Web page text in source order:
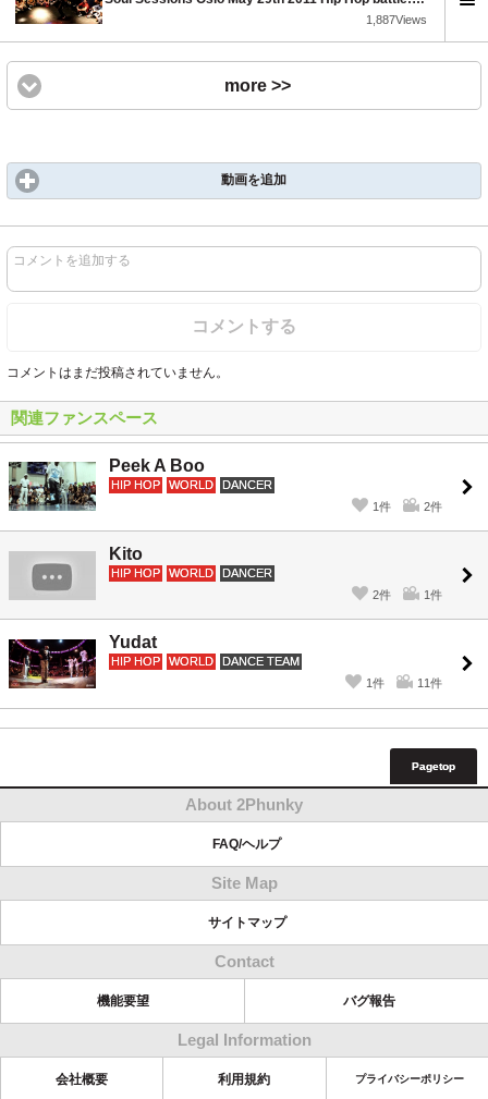
1,887Views
more >>
動画を追加
コメントを追加する
コメントする
コメントはまだ投稿されていません。
関連ファンスペース
Peek A Boo
HIP HOP WORLD
DANCER
1件
2件
Kito
HIP HOP WORLD
DANCER
2件
1件
Yudat
HIP HOP WORLD
DANCE TEAM
1件
11件
Pagetop
About 2Phunky
FAQ/ヘルプ
Site Map
サイトマップ
Contact
機能要望 バグ報告
Legal Information
会社概要 利用規約 プライバシーポリシー